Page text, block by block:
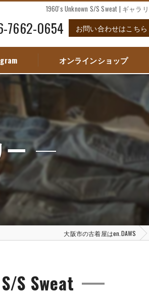
1960's Unknown S/S Sweat | ギャラ
7662-0654 お問い合わせはこちら
オンラインショップ
大阪市の古着屋はen.DAWS
S Sweat